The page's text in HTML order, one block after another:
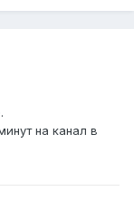
на канал в